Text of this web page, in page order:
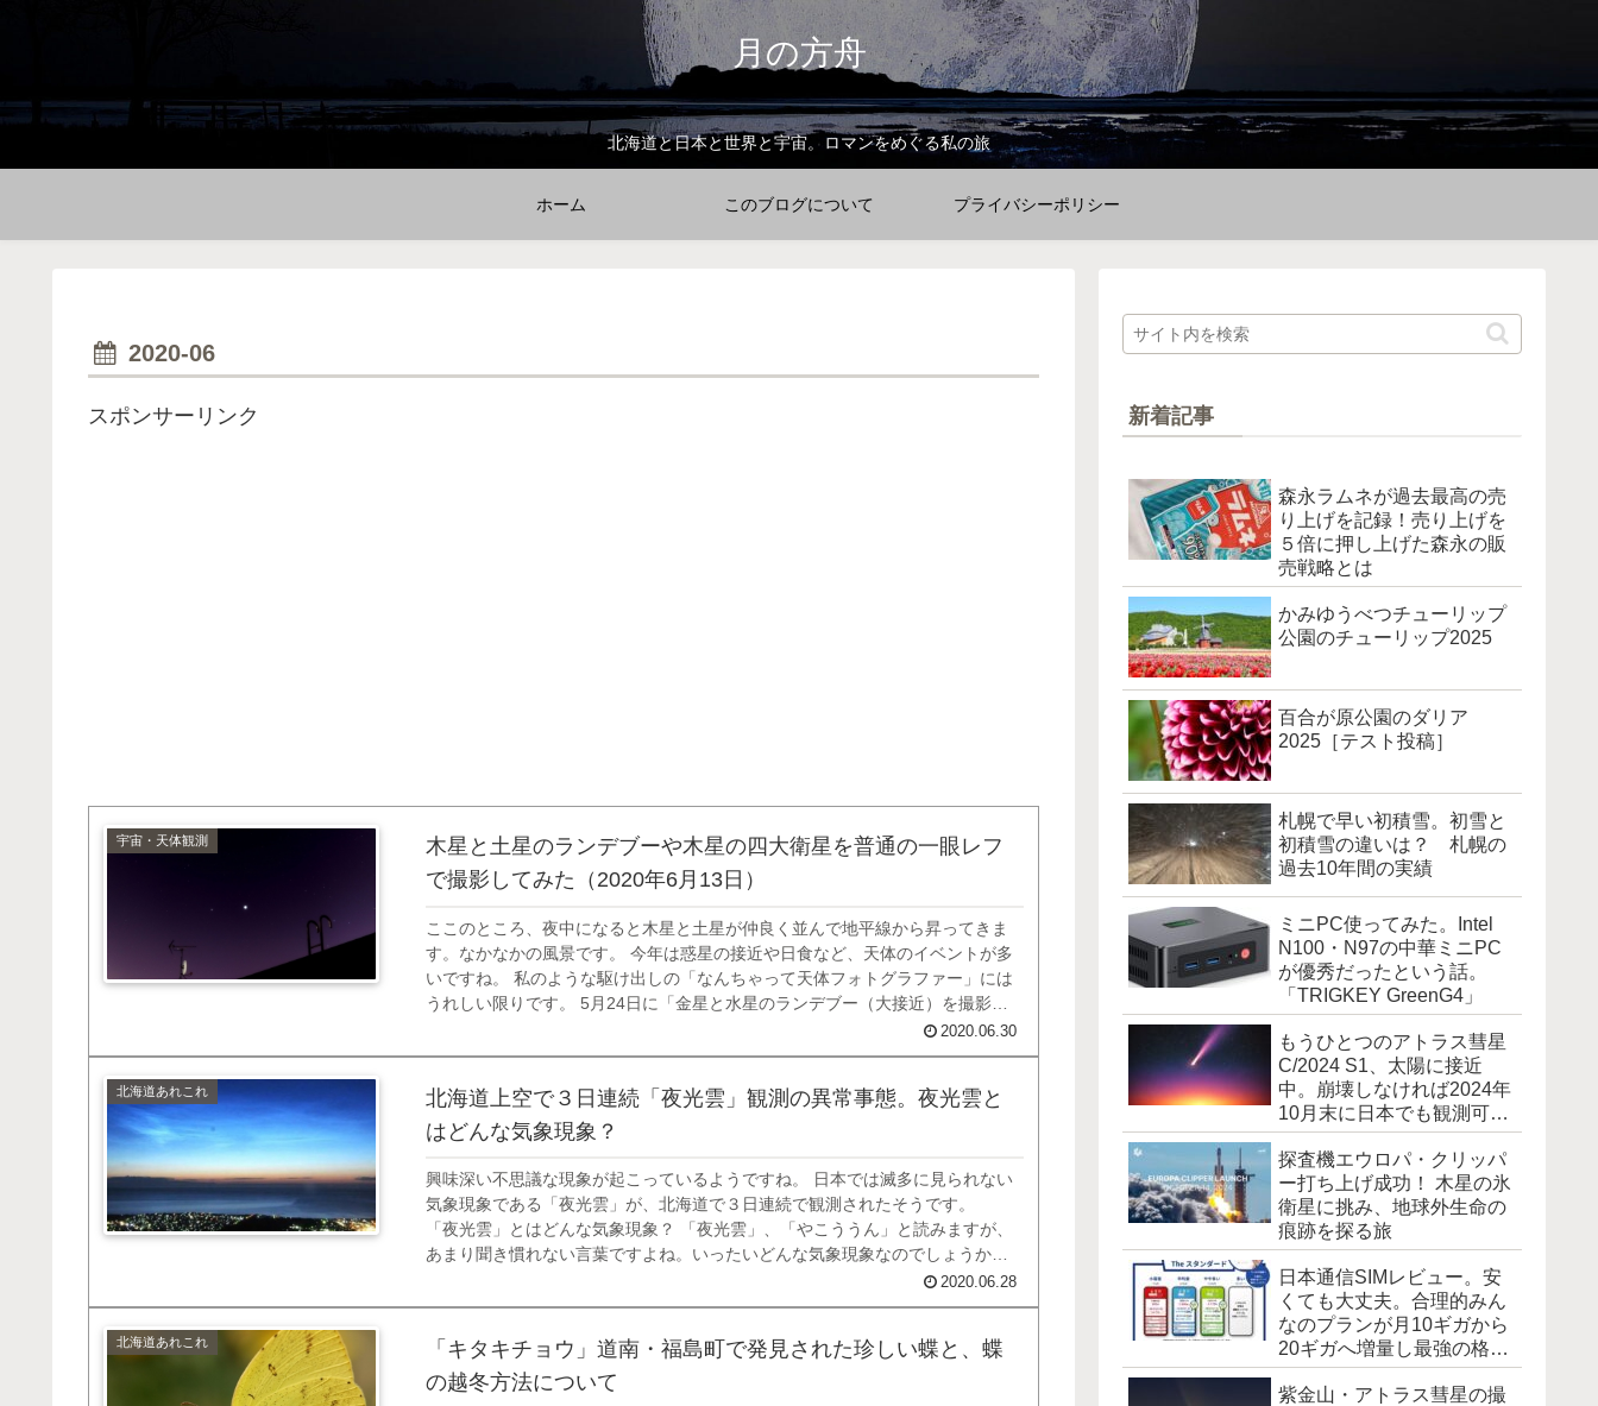
月の方舟
北海道と日本と世界と宇宙。ロマンをめぐる私の旅
ホーム このブログについて プライバシーポリシー
2020-06
スポンサーリンク
宇宙・天体観測
木星と土星のランデブーや木星の四大衛星を普通の一眼レフ
で撮影してみた（2020年6月13日）
ここのところ、夜中になると木星と土星が仲良く並んで地平線から昇ってきま
す。なかなかの風景です。 今年は惑星の接近や日食など、天体のイベントが多
いですね。 私のような駆け出しの「なんちゃって天体フォトグラファー」には
うれしい限りです。 5月24日に「金星と水星のランデブー（大接近）を撮影し
てみた」という記事を投稿したのですが、今回は木星と土星のランデブーを撮
影したというお話です。もちろん、普通の一眼...
2020.06.30
北海道あれこれ
北海道上空で３日連続「夜光雲」観測の異常事態。夜光雲と
はどんな気象現象？
興味深い不思議な現象が起こっているようですね。 日本では滅多に見られない
気象現象である「夜光雲」が、北海道で３日連続で観測されたそうです。
「夜光雲」とはどんな気象現象？ 「夜光雲」、「やこううん」と読みますが、
あまり聞き慣れない言葉ですよね。いったいどんな気象現象なのでしょうか？
夜光雲というのは、夕方の日没直後の薄明るい空か、朝方の日の出前の薄明る
い空に出現する光る雲のことを言います。薄明...
2020.06.28
北海道あれこれ
「キタキチョウ」道南・福島町で発見された珍しい蝶と、蝶
の越冬方法について
新着記事
森永ラムネが過去最高の売
り上げを記録！売り上げを
５倍に押し上げた森永の販
売戦略とは
かみゆうべつチューリップ
公園のチューリップ2025
百合が原公園のダリア
2025［テスト投稿］
札幌で早い初積雪。初雪と
初積雪の違いは？ 札幌の
過去10年間の実績
ミニPC使ってみた。Intel
N100・N97の中華ミニPC
が優秀だったという話。
「TRIGKEY GreenG4」
もうひとつのアトラス彗星
C/2024 S1、太陽に接近
中。崩壊しなければ2024年
10月末に日本でも観測可能
に [追記]霧散しました
探査機エウロパ・クリッパ
ー打ち上げ成功！ 木星の氷
衛星に挑み、地球外生命の
痕跡を探る旅
日本通信SIMレビュー。安
くても大丈夫。合理的みん
なのプランが月10ギガから
20ギガへ増量し最強の格安
SIM爆誕！
紫金山・アトラス彗星の撮